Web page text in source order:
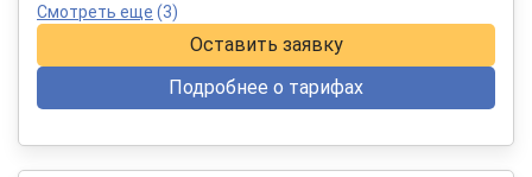
Смотреть еще (3)
Оставить заявку
Подробнее о тарифах